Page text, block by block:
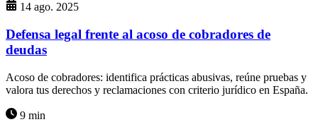
14 ago. 2025
Defensa legal frente al acoso de cobradores de
deudas
Acoso de cobradores: identifica prácticas abusivas, reúne pruebas y
valora tus derechos y reclamaciones con criterio jurídico en España.
9 min